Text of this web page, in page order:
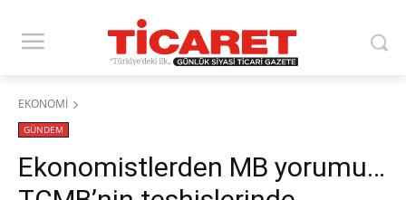
EKONOMİ
GÜNDEM
Ekonomistlerden MB yorumu…